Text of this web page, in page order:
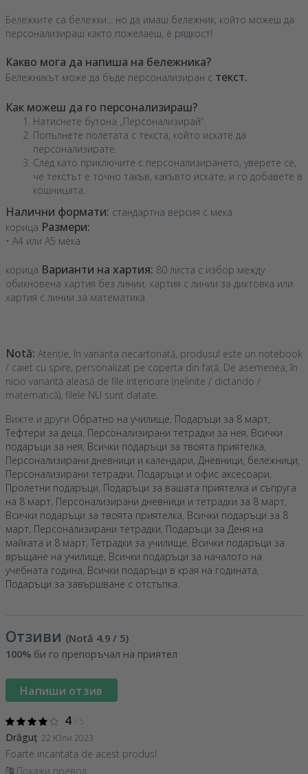
Бележките са бележки... но да имаш бележник, който можеш да
персонализираш както пожелаеш, е рядкост!
Какво мога да напиша на бележника?
Бележникът може да бъде персонализиран с текст.
Как можеш да го персонализираш?
Натиснете бутона „Персонализирай“.
Попълнете полетата с текста, който искате да
персонализирате.
След като приключите с персонализирането, уверете се,
че текстът е точно такъв, какъвто искате, и го добавете в
кошницата.
Налични формати: стандартна версия с мека
корица Размери:
• A4 или A5 мека
корица Варианти на хартия: 80 листа с избор между
обикновена хартия без линии, хартия с линии за диктовка или
хартия с линии за математика
Notă: Atenție, în varianta necartonată, produsul este un notebook
/ caiet cu spire, personalizat pe coperta din față. De asemenea, în
nicio variantă aleasă de file interioare (nelinite / dictando /
matematică), filele NU sunt datate.
Вижте и други Обратно на училище, Подаръци за 8 март,
Тефтери за деца, Персонализирани тетрадки за нея, Всички
подаръци за нея, Всички подаръци за твоята приятелка,
Персонализирани дневници и календари, Дневници, бележници,
Персонализирани тетрадки, Подаръци и офис аксесоари,
Пролетни подаръци, Подаръци за вашата приятелка и съпруга
на 8 март, Персонализирани дневници и тетрадки за 8 март,
Всички подаръци за твоята приятелка, Всички подаръци за 8
март, Персонализирани тетрадки, Подаръци за Деня на
майката и 8 март, Тетрадки за училище, Всички подаръци за
връщане на училище, Всички подаръци за началото на
учебната година, Всички подаръци в края на годината,
Подаръци за завършване с отстъпка.
Отзиви (Notă 4.9 / 5)
100% би го препоръчал на приятел
Напиши отзив
4 / 5
Drăguț 22 Юли 2023
Foarte incantata de acest produs!
Покажи превод